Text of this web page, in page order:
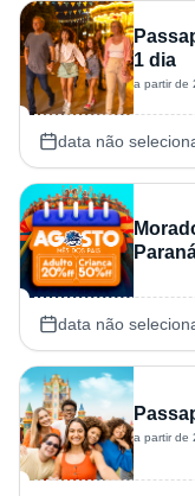
1 dia
a partir de
data não
data não
a partir de